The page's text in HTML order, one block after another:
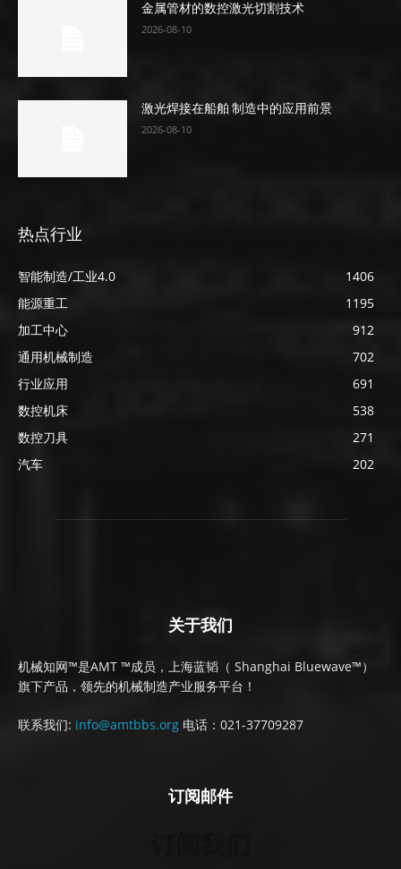
金属管材的数控激光切割技术
2026-08-10
激光焊接在船舶 制造中的应用前景
2026-08-10
热点行业
智能制造/工业4.0
1406
能源重工
1195
加工中心
912
通用机械制造
702
行业应用
691
数控机床
538
数控刀具
271
汽车
202
关于我们
机械知网™是AMT ™成员，上海蓝韬（ Shanghai Bluewave™）
旗下产品，领先的机械制造产业服务平台！
联系我们: info@amtbbs.org 电话：021-37709287
订阅邮件